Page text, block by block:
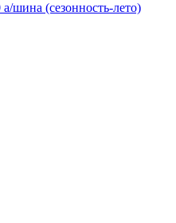
шина (сезонность-лето)